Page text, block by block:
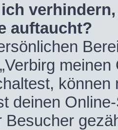
auftaucht?
deinen
Besucher